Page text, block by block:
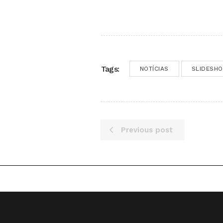
Tags: NOTÍCIAS
Previous post